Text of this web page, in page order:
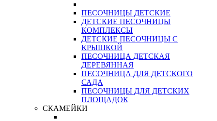
ПЕСОЧНИЦЫ ДЕТСКИЕ
ДЕТСКИЕ ПЕСОЧНИЦЫ
КОМПЛЕКСЫ
ДЕТСКИЕ ПЕСОЧНИЦЫ С
КРЫШКОЙ
ПЕСОЧНИЦА ДЕТСКАЯ
ДЕРЕВЯННАЯ
ПЕСОЧНИЦА ДЛЯ ДЕТСКОГО
САДА
ПЕСОЧНИЦЫ ДЛЯ ДЕТСКИХ
ПЛОЩАДОК
СКАМЕЙКИ